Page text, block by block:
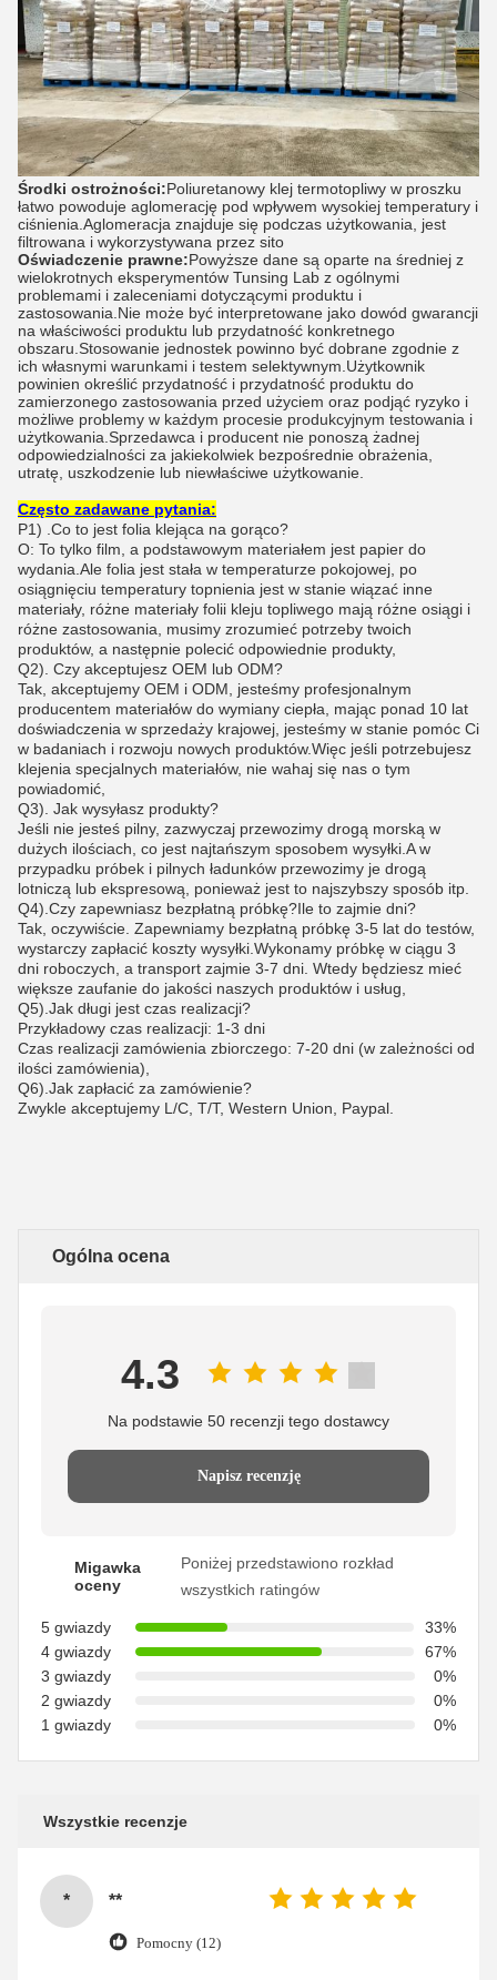
Środki ostrożności:Poliuretanowy klej termotopliwy w proszku
łatwo powoduje aglomerację pod wpływem wysokiej temperatury i
ciśnienia.Aglomeracja znajduje się podczas użytkowania, jest
filtrowana i wykorzystywana przez sito
Oświadczenie prawne:Powyższe dane są oparte na średniej z
wielokrotnych eksperymentów Tunsing Lab z ogólnymi
problemami i zaleceniami dotyczącymi produktu i
zastosowania.Nie może być interpretowane jako dowód gwarancji
na właściwości produktu lub przydatność konkretnego
obszaru.Stosowanie jednostek powinno być dobrane zgodnie z
ich własnymi warunkami i testem selektywnym.Użytkownik
powinien określić przydatność i przydatność produktu do
zamierzonego zastosowania przed użyciem oraz podjąć ryzyko i
możliwe problemy w każdym procesie produkcyjnym testowania i
użytkowania.Sprzedawca i producent nie ponoszą żadnej
odpowiedzialności za jakiekolwiek bezpośrednie obrażenia,
utratę, uszkodzenie lub niewłaściwe użytkowanie.
Często zadawane pytania:
P1) .Co to jest folia klejąca na gorąco?
O: To tylko film, a podstawowym materiałem jest papier do
wydania.Ale folia jest stała w temperaturze pokojowej, po
osiągnięciu temperatury topnienia jest w stanie wiązać inne
materiały, różne materiały folii kleju topliwego mają różne osiągi i
różne zastosowania, musimy zrozumieć potrzeby twoich
produktów, a następnie polecić odpowiednie produkty,
Q2). Czy akceptujesz OEM lub ODM?
Tak, akceptujemy OEM i ODM, jesteśmy profesjonalnym
producentem materiałów do wymiany ciepła, mając ponad 10 lat
doświadczenia w sprzedaży krajowej, jesteśmy w stanie pomóc Ci
w badaniach i rozwoju nowych produktów.Więc jeśli potrzebujesz
klejenia specjalnych materiałów, nie wahaj się nas o tym
powiadomić,
Q3). Jak wysyłasz produkty?
Jeśli nie jesteś pilny, zazwyczaj przewozimy drogą morską w
dużych ilościach, co jest najtańszym sposobem wysyłki.A w
przypadku próbek i pilnych ładunków przewozimy je drogą
lotniczą lub ekspresową, ponieważ jest to najszybszy sposób itp.
Q4).Czy zapewniasz bezpłatną próbkę?Ile to zajmie dni?
Tak, oczywiście. Zapewniamy bezpłatną próbkę 3-5 lat do testów,
wystarczy zapłacić koszty wysyłki.Wykonamy próbkę w ciągu 3
dni roboczych, a transport zajmie 3-7 dni. Wtedy będziesz mieć
większe zaufanie do jakości naszych produktów i usług,
Q5).Jak długi jest czas realizacji?
Przykładowy czas realizacji: 1-3 dni
Czas realizacji zamówienia zbiorczego: 7-20 dni (w zależności od
ilości zamówienia),
Q6).Jak zapłacić za zamówienie?
Zwykle akceptujemy L/C, T/T, Western Union, Paypal.
Ogólna ocena
4.3
Na podstawie 50 recenzji tego dostawcy
Napisz recenzję
Migawka
oceny
Poniżej przedstawiono rozkład
wszystkich ratingów
5 gwiazdy
33%
4 gwiazdy
67%
3 gwiazdy
0%
2 gwiazdy
0%
1 gwiazdy
0%
Wszystkie recenzje
* **
Pomocny (12)